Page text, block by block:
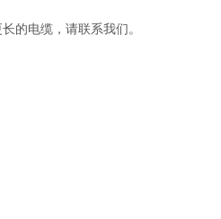
的电缆，请联系我们。